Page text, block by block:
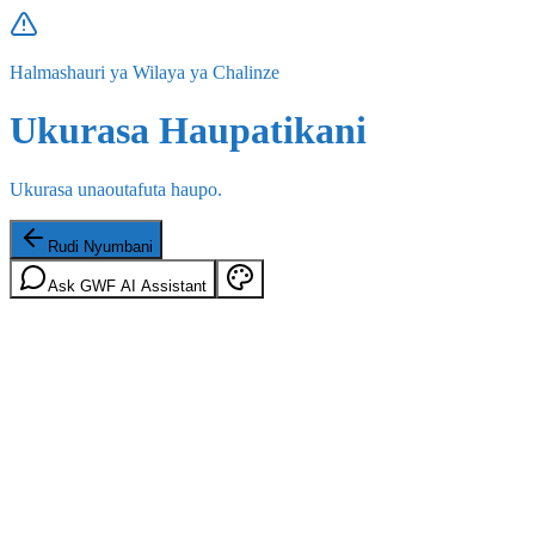
Halmashauri ya Wilaya ya Chalinze
Ukurasa Haupatikani
Ukurasa unaoutafuta haupo.
Rudi Nyumbani
Ask GWF AI Assistant